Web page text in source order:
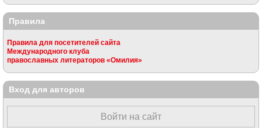
Правила
Правила для посетителей сайта
Международного клуба
православных литераторов «Омилия»
Вход для авторов
Войти на сайт